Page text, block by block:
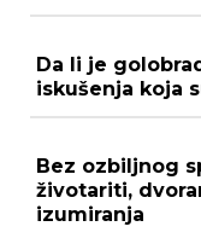
Da li je
iskušenja koja
Bez ozbiljnog
životariti,
izumiranja